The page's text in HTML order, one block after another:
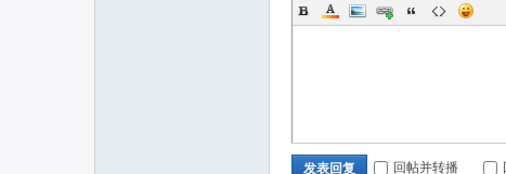
发表回复 回帖并转播